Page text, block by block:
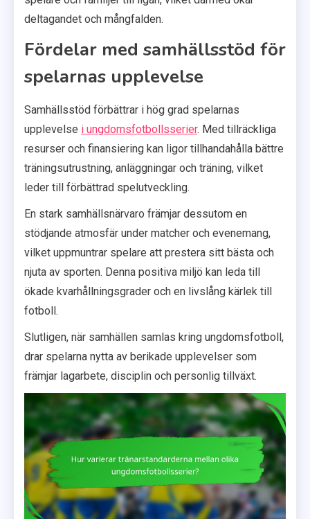
deltagandet och mångfalden.
Fördelar med samhällsstöd för
spelarnas upplevelse
Samhällsstöd förbättrar i hög grad spelarnas
upplevelse i ungdomsfotbollsserier. Med tillräckliga
resurser och finansiering kan ligor tillhandahålla bättre
träningsutrustning, anläggningar och träning, vilket
leder till förbättrad spelutveckling.
En stark samhällsnärvaro främjar dessutom en
stödjande atmosfär under matcher och evenemang,
vilket uppmuntrar spelare att prestera sitt bästa och
njuta av sporten. Denna positiva miljö kan leda till
ökade kvarhållningsgrader och en livslång kärlek till
fotboll.
Slutligen, när samhällen samlas kring ungdomsfotboll,
drar spelarna nytta av berikade upplevelser som
främjar lagarbete, disciplin och personlig tillväxt.